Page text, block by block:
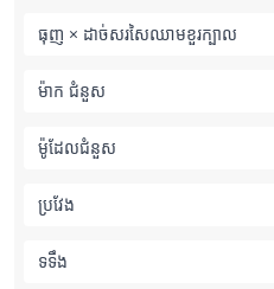
ធុញ × ដាច់សរសៃឈាមខួរក្បាល
ម៉ាក ជំនួស
ម៉ូដែលជំនួស
ប្រវែង
ទទឹង